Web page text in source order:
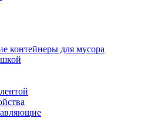
контейнеры для мусора